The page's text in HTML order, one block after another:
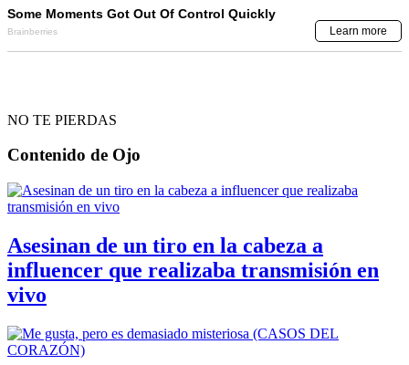
NO TE PIERDAS
Contenido de Ojo
Asesinan de un tiro en la cabeza a
influencer que realizaba transmisión en
vivo